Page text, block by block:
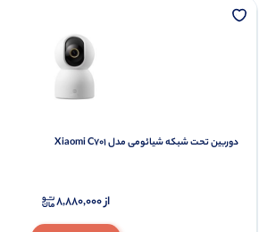
دوربین تحت شبکه شیائومی مدل Xiaomi C701
از8,880,000